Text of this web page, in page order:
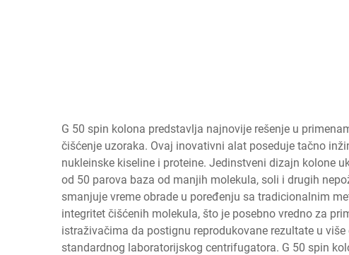
G 50 spin kolona predstavlja najnovije rešenje u
čišćenje uzoraka. Ovaj inovativni alat poseduje tačno
nukleinske kiseline i proteine. Jedinstveni dizajn kolone
od 50 parova baza od manjih molekula, soli i drugih
smanjuje vreme obrade u poređenju sa tradicionalnim
integritet čišćenih molekula, što je posebno vredno za
istraživačima da postignu reprodukovane rezultate u
standardnog laboratorijskog centrifugatora. G 50 spin